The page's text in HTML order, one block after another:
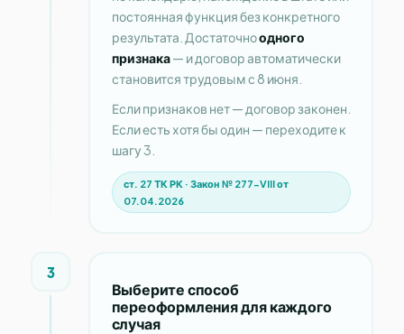
постоянная функция без конкретного
результата. Достаточноодного
признака— и договор автоматически
становится трудовым с 8 июня.
Если признаков нет — договор законен.
Если есть хотя бы один — переходите к
шагу 3.
ст. 27 ТК РК · Закон № 277-VIII от
07.04.2026
3
Выберите способ
переоформления для каждого
случая